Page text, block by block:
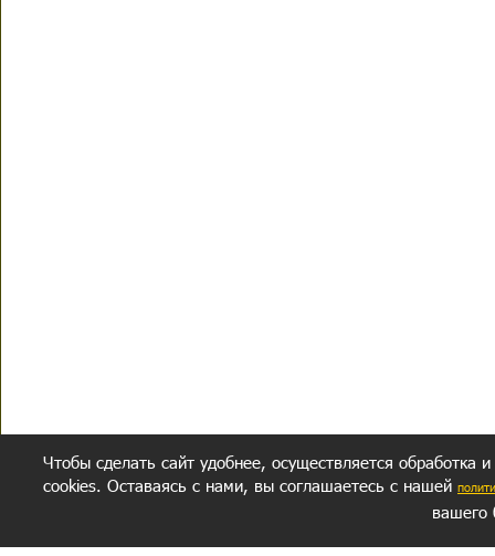
Чтобы сделать сайт удобнее, осуществляется обработка
cookies. Оставаясь с нами, вы соглашаетесь с нашей
вашего